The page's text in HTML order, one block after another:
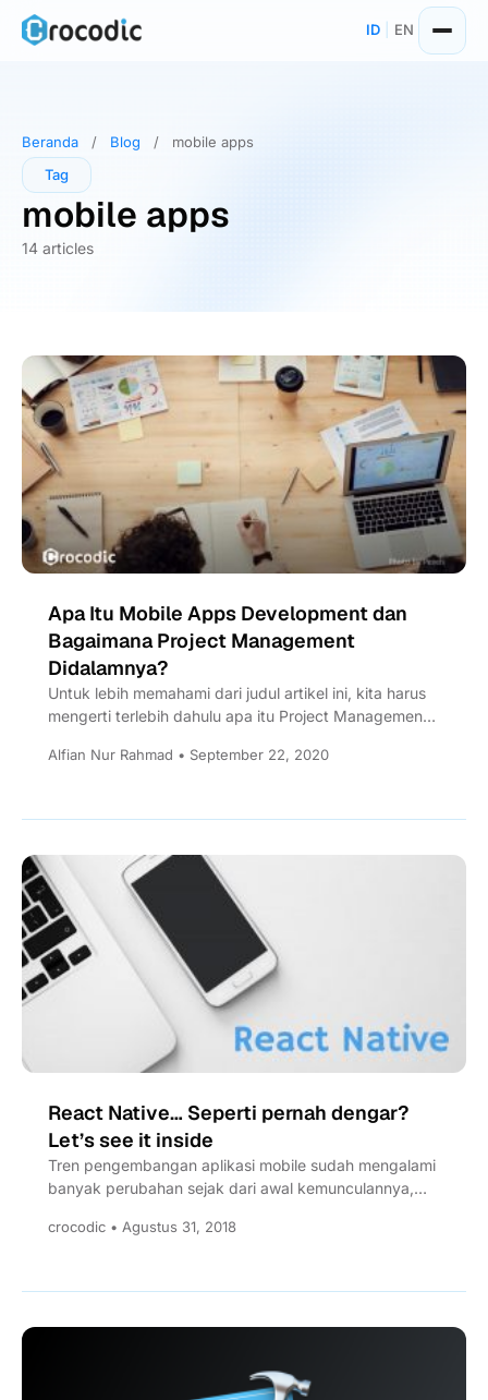
Skip
ID EN
Beranda / Blog /
mobile apps
Tag
mobile apps
14 articles
Apa Itu Mobile Apps Development dan
Bagaimana Project Management
Didalamnya?
Untuk lebih memahami dari judul artikel ini, kita harus
mengerti terlebih dahulu apa itu Project Management
Alfian Nur Rahmad • September 22, 2020
React Native… Seperti pernah dengar?
Let’s see it inside
Tren pengembangan aplikasi mobile sudah mengalami
banyak perubahan sejak dari awal kemunculannya,
crocodic • Agustus 31, 2018